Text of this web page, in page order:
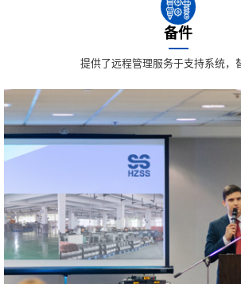
备件
提供了远程管理服务于支持系统，